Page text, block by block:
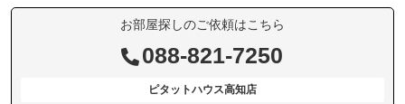
お部屋探しのご依頼はこちら
088-821-7250
ピタットハウス高知店